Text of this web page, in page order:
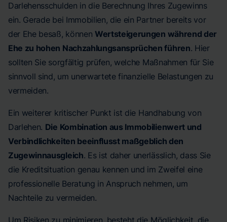
Darlehensschulden in die Berechnung Ihres Zugewinns
ein. Gerade bei Immobilien, die ein Partner bereits vor
der Ehe besaß, können Wertsteigerungen während der
Ehe zu hohen Nachzahlungsansprüchen führen. Hier
sollten Sie sorgfältig prüfen, welche Maßnahmen für Sie
sinnvoll sind, um unerwartete finanzielle Belastungen zu
vermeiden.
Ein weiterer kritischer Punkt ist die Handhabung von
Darlehen. Die Kombination aus Immobilienwert und
Verbindlichkeiten beeinflusst maßgeblich den
Zugewinnausgleich. Es ist daher unerlässlich, dass Sie
die Kreditsituation genau kennen und im Zweifel eine
professionelle Beratung in Anspruch nehmen, um
Nachteile zu vermeiden.
Um Risiken zu minimieren, besteht die Möglichkeit, die